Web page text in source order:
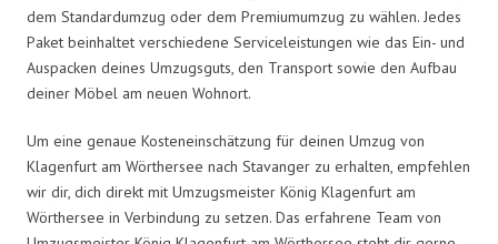
dem Standardumzug oder dem Premiumumzug zu wählen. Jedes
Paket beinhaltet verschiedene Serviceleistungen wie das Ein- und
Auspacken deines Umzugsguts, den Transport sowie den Aufbau
deiner Möbel am neuen Wohnort.
Um eine genaue Kosteneinschätzung für deinen Umzug von
Klagenfurt am Wörthersee nach Stavanger zu erhalten, empfehlen
wir dir, dich direkt mit Umzugsmeister König Klagenfurt am
Wörthersee in Verbindung zu setzen. Das erfahrene Team von